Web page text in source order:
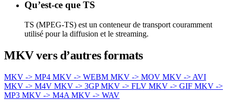
Qu’est-ce que TS
TS (MPEG-TS) est un conteneur de transport couramment
utilisé pour la diffusion et le streaming.
MKV vers d’autres formats
MKV -> MP4 MKV -> WEBM MKV -> MOV MKV -> AVI
MKV -> M4V MKV -> 3GPMKV -> FLV MKV -> GIF MKV ->
MP3 MKV -> M4A MKV -> WAV